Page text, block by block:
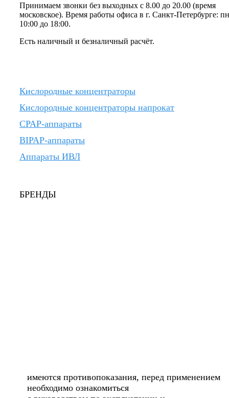
Принимаем звонки без выходных с 8.00 до 20.00 (время
московское). Время работы офиса в г. Санкт-Петербурге:
10:00 до 18:00.
Есть наличный и безналичный расчёт.
Кислородные концентраторы
Кислородные концентраторы напрокат
CPAP-аппараты
BIPAP-аппараты
Аппараты ИВЛ
БРЕНДЫ
имеются противопоказания, перед применением
необходимо ознакомиться